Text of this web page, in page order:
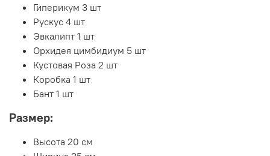
Гиперикум 3 шт
Рускус 4 шт
Эвкалипт 1 шт
Орхидея цимбидиум 5 шт
Кустовая Роза 2 шт
Коробка 1 шт
Бант 1 шт
Размер:
Высота 20 см